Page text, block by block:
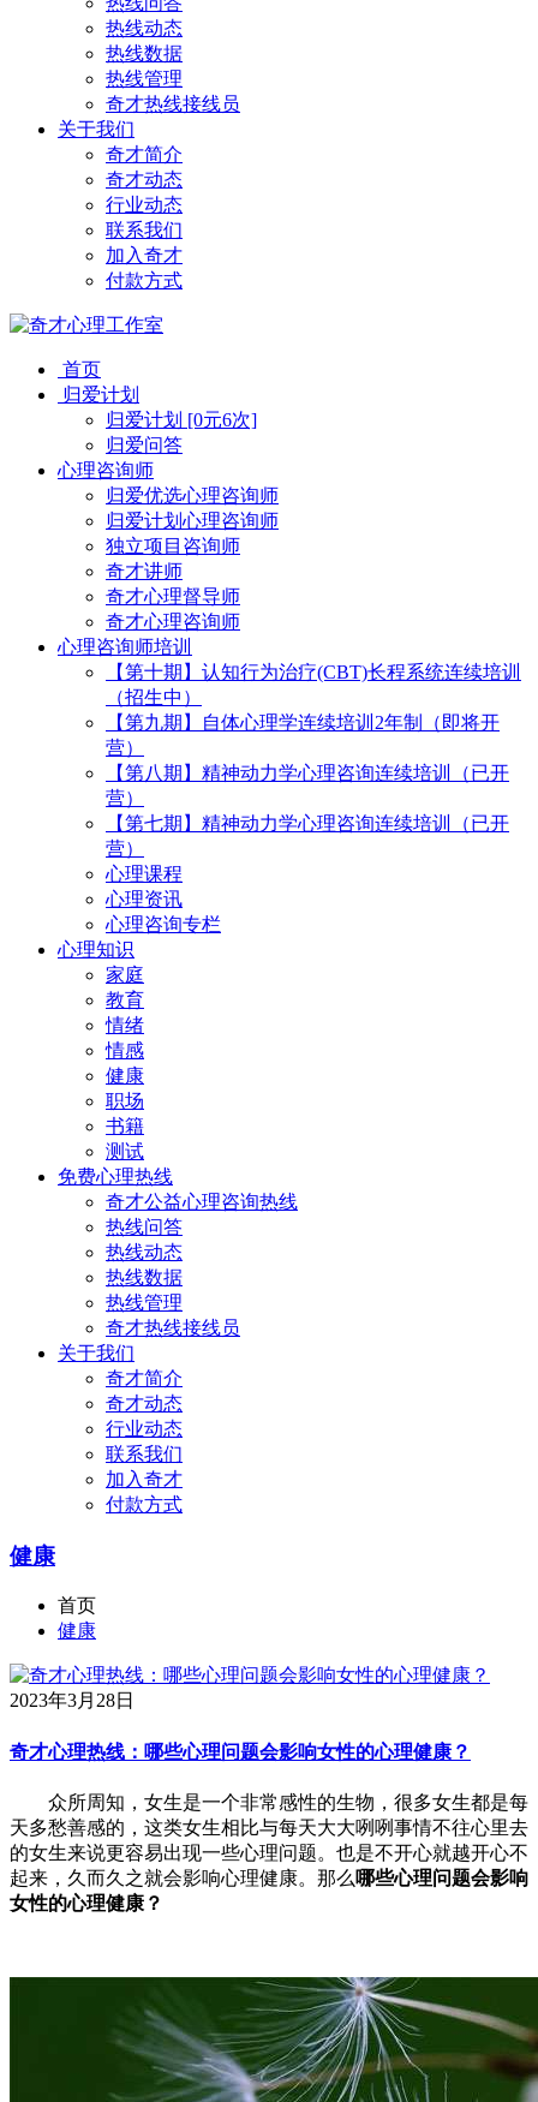
热线动态
热线数据
热线管理
奇才热线接线员
关于我们
奇才简介
奇才动态
行业动态
联系我们
加入奇才
付款方式
首页
归爱计划
归爱计划 [0元6次]
归爱问答
心理咨询师
归爱优选心理咨询师
归爱计划心理咨询师
独立项目咨询师
奇才讲师
奇才心理督导师
奇才心理咨询师
心理咨询师培训
【第十期】认知行为治疗(CBT)长程系统连续培训
（招生中）
【第九期】自体心理学连续培训2年制（即将开
营）
【第八期】精神动力学心理咨询连续培训（已开
营）
【第七期】精神动力学心理咨询连续培训（已开
营）
心理课程
心理资讯
心理咨询专栏
心理知识
家庭
教育
情绪
情感
健康
职场
书籍
测试
免费心理热线
奇才公益心理咨询热线
热线问答
热线动态
热线数据
热线管理
奇才热线接线员
关于我们
奇才简介
奇才动态
行业动态
联系我们
加入奇才
付款方式
健康
首页
健康
2023年3月28日
奇才心理热线：哪些心理问题会影响女性的心理健康？
众所周知，女生是一个非常感性的生物，很多女生都是每
天多愁善感的，这类女生相比与每天大大咧咧事情不往心里去
的女生来说更容易出现一些心理问题。也是不开心就越开心不
起来，久而久之就会影响心理健康。那么 哪些心理问题会影响
女性的心理健康？